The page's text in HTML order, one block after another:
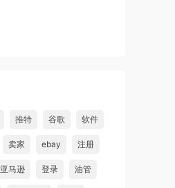
推特 谷歌 软件
卖家 ebay 注册
亚马逊 登录 油管